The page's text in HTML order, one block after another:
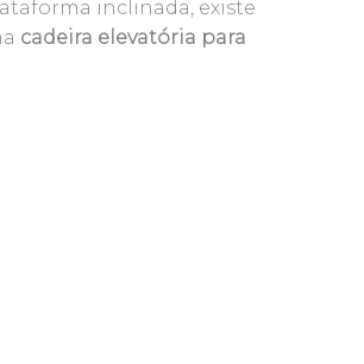
inclinada, existe
cadeira elevatória para